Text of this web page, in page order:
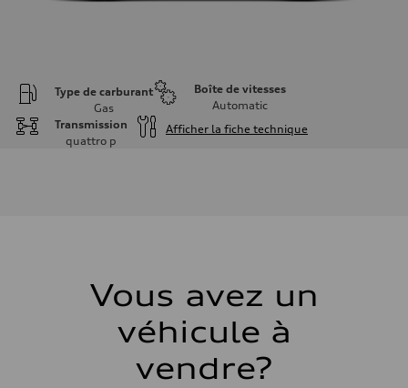
Type de carburant
Gas
Boîte de vitesses
Automatic
Transmission
quattro p
Afficher la fiche technique
Transmission
7-speed S tronic automatic
McPherson suspension strut front
Vous avez un
véhicule à
vendre?